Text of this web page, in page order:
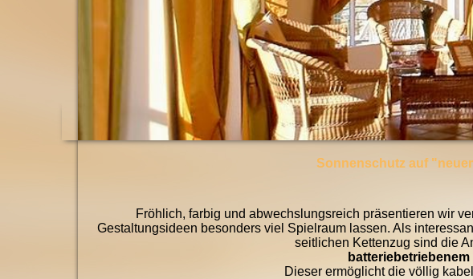
Sonnenschutz auf
Fröhlich, farbig und abwechslungsreich präsentieren wir
Gestaltungsideen besonders viel Spielraum lassen. Als
seitlichen Kettenzug sind die
Dieser ermöglicht die völlig